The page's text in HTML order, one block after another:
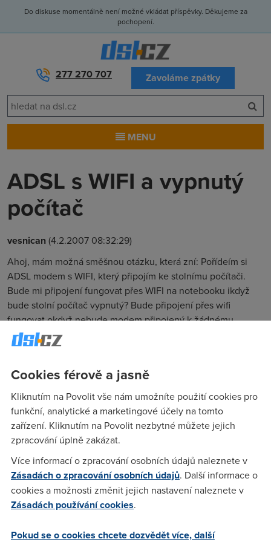
Do diskuse momentálně není možné vkládat příspěvky. Děkujeme za
pochopení.
277 270 707 Zavoláme zpátky
MENU
ADSL s WIFI a vypnutý
počítač
vesnican(4.2.2007 08:32:29)
Ahoj, mám možná směšnou otázku, která zní: Pořídeím si
ADSL modem s WIFI, který připojím ke stolnímu počítači.
Bude mi připojení fungovat přes WIFI na notebooku ikdyž
bude stolní počítač vypnutý? Bude připojení přes wifi
fungovat okdyž nebude modem připojený k žádnému
stolnímu počítači? Může být modem nonstop zapnutý a když
pustím notebook, tak bude hned online? Jaký modem z nižší
Děkuji za případné rady, Aleš.
rosi(4.2.2007 09:09:35)
na všechny otázky lze odpovědět ANO. mám to tak 1/2 roku
a vše jede bez problémů. mám modem/router SMC7908 .
Josef(29.8.2007 21:15:31)
schopen rozchodit proti notebooku. Notebook mi v jiných
Cookies férově a jasně
Kliknutím na Povolit vše nám umožníte použití cookies pro
funkční, analytické a marketingové účely na tomto
zařízení. Kliknutím na Povolit nezbytné můžete jejich
zpracování úplně zakázat.
Více informací o zpracování osobních údajů naleznete v
Zásadách o zpracování osobních údajů. Další informace o
cookies a možnosti změnit jejich nastavení naleznete v
Zásadách používání cookies.
Pokud se o cookies chcete dozvědět více, další